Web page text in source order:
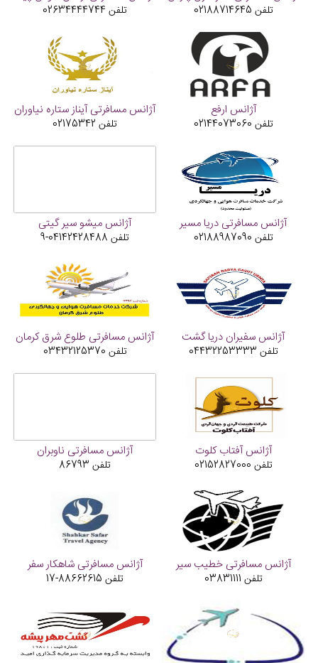
تلفن 02188714645 تلفن 02634444744
آژانس ارفع
تلفن 02144073060
آژانس مسافرتی آیناز ستاره نیاوران
تلفن 02175342
آژانس مسافرتی دریا مسیر
تلفن 02188987090
آژانس میشو سیر گیتی
تلفن 04142428488-9
آژانس سفیران دریا گشت
تلفن 04432253333
آژانس مسافرتی طلوع شرق کرمان
تلفن 03432125370
آژانس آفتاب کلوت
تلفن 02152827000
آژانس مسافرتی ناوبران
تلفن 86793
آژانس مسافرتی خطیب سیر
تلفن 03831111
آژانس مسافرتی شاهکار سفر
تلفن 88662615-17